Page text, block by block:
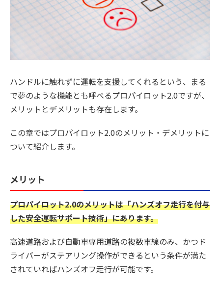
ハンドルに触れずに運転を支援してくれるという、まる
で夢のような機能とも呼べるプロパイロット2.0ですが、
メリットとデメリットも存在します。
この章ではプロパイロット2.0のメリット・デメリットに
ついて紹介します。
メリット
プロパイロット2.0のメリットは「ハンズオフ走行を付与
した安全運転サポート技術」にあります。
高速道路および自動車専用道路の複数車線のみ、かつド
ライバーがステアリング操作ができるという条件が満た
されていればハンズオフ走行が可能です。